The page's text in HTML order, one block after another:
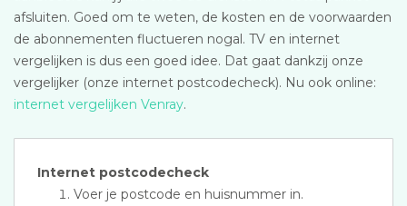
afsluiten. Goed om te weten, de kosten en de voorwaarden
de abonnementen fluctueren nogal. TV en internet
vergelijken is dus een goed idee. Dat gaat dankzij onze
vergelijker (onze internet postcodecheck). Nu ook online:
internet vergelijken Venray.
Internet postcodecheck
Voer je postcode en huisnummer in.